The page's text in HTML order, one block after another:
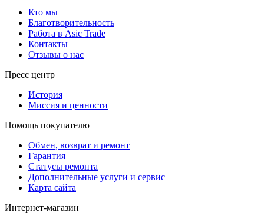
Кто мы
Благотворительность
Работа в Asic Trade
Контакты
Отзывы о нас
Пресс центр
История
Миссия и ценности
Помощь покупателю
Обмен, возврат и ремонт
Гарантия
Статусы ремонта
Дополнительные услуги и сервис
Карта сайта
Интернет-магазин